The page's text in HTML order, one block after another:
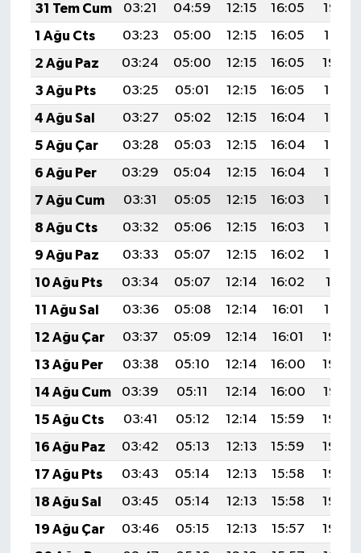
31 Tem Cum
03:21 04:59 12:15 16:05
19:22
1 Ağu Cts
03:23 05:00 12:15 16:05
19:21
2 Ağu Paz
03:24 05:00 12:15 16:05
19:20
3 Ağu Pts
03:25 05:01 12:15 16:05
19:19
4 Ağu Sal
03:27 05:02 12:15 16:04
19:18
5 Ağu Çar
03:28 05:03 12:15 16:04
19:17
6 Ağu Per
03:29 05:04 12:15 16:04
19:16
7 Ağu Cum
03:31 05:05 12:15 16:03
19:15
8 Ağu Cts
03:32 05:06 12:15 16:03
19:14
9 Ağu Paz
03:33 05:07 12:15 16:02
19:13
10 Ağu Pts
03:34 05:07 12:14 16:02
19:11
11 Ağu Sal
03:36 05:08 12:14 16:01
19:10
12 Ağu Çar
03:37 05:09 12:14 16:01
19:09
13 Ağu Per
03:38 05:10 12:14 16:00
19:08
14 Ağu Cum
03:39 05:11 12:14 16:00
19:07
15 Ağu Cts
03:41 05:12 12:14 15:59
19:05
16 Ağu Paz
03:42 05:13 12:13 15:59
19:04
17 Ağu Pts
03:43 05:14 12:13 15:58
19:03
18 Ağu Sal
03:45 05:14 12:13 15:58
19:02
19 Ağu Çar
03:46 05:15 12:13 15:57
19:00